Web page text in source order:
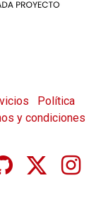
Política
y condiciones